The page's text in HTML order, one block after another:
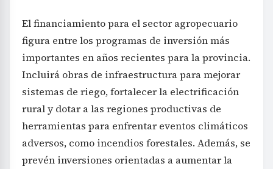
El financiamiento para el sector agropecuario
figura entre los programas de inversión más
importantes en años recientes para la provincia.
Incluirá obras de infraestructura para mejorar
sistemas de riego, fortalecer la electrificación
rural y dotar a las regiones productivas de
herramientas para enfrentar eventos climáticos
adversos, como incendios forestales. Además, se
prevén inversiones orientadas a aumentar la